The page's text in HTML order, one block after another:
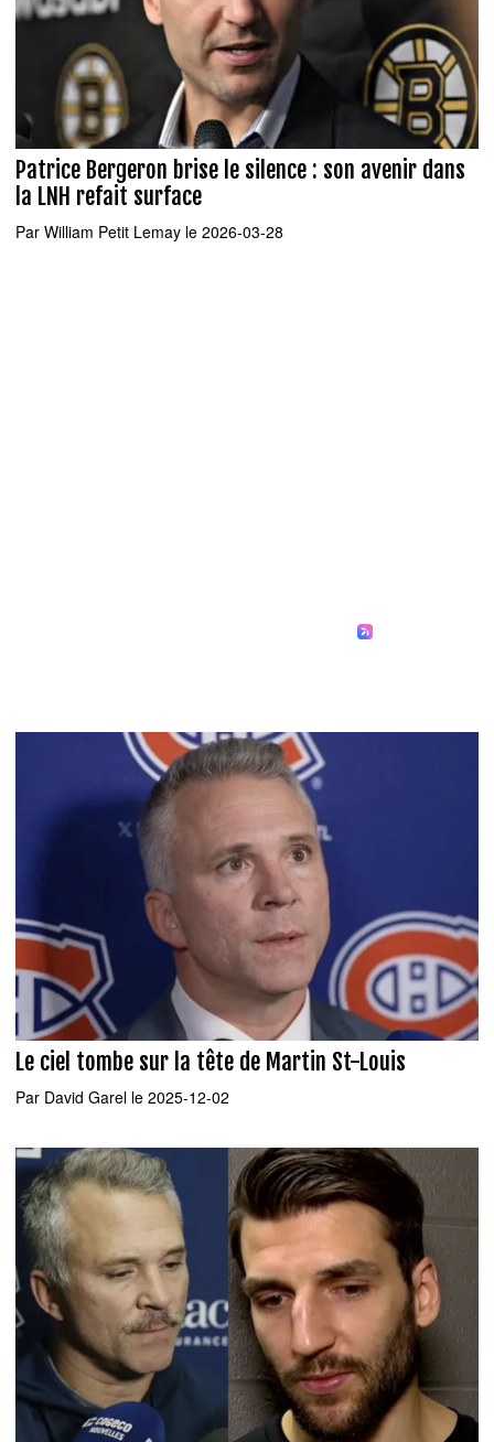
Patrice Bergeron brise le silence : son avenir dans
la LNH refait surface
Par William Petit Lemay le 2026-03-28
Le ciel tombe sur la tête de Martin St-Louis
Par David Garel le 2025-12-02